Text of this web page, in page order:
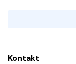
Kontakt